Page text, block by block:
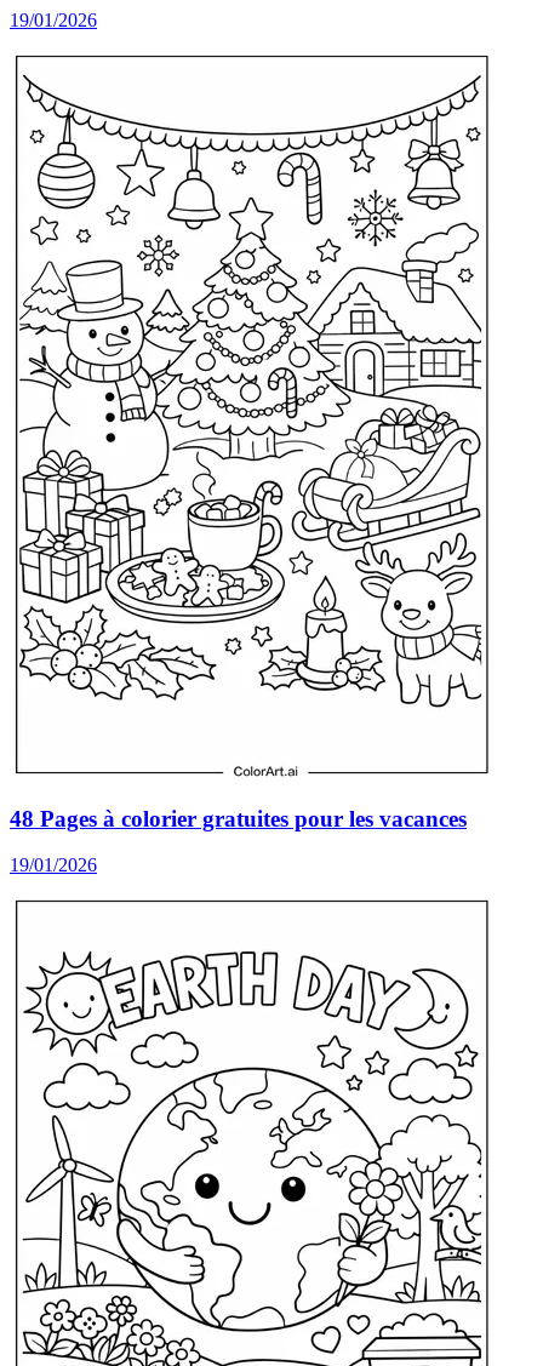
19/01/2026
48 Pages à colorier gratuites pour les vacances
19/01/2026